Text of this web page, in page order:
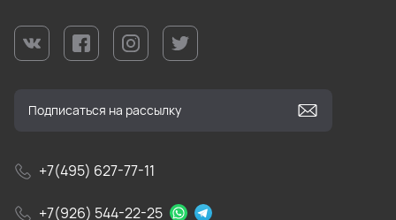
+7(495) 627-77-11
+7(926) 544-22-25